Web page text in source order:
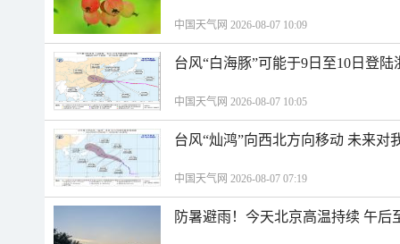
中国天气网 2026-08-07 10:09
台风“白海豚”可能于9日至10日登陆
中国天气网 2026-08-07 10:05
台风“灿鸿”向西北方向移动 未来对
中国天气网 2026-08-07 07:19
防暑避雨！今天北京高温持续 午